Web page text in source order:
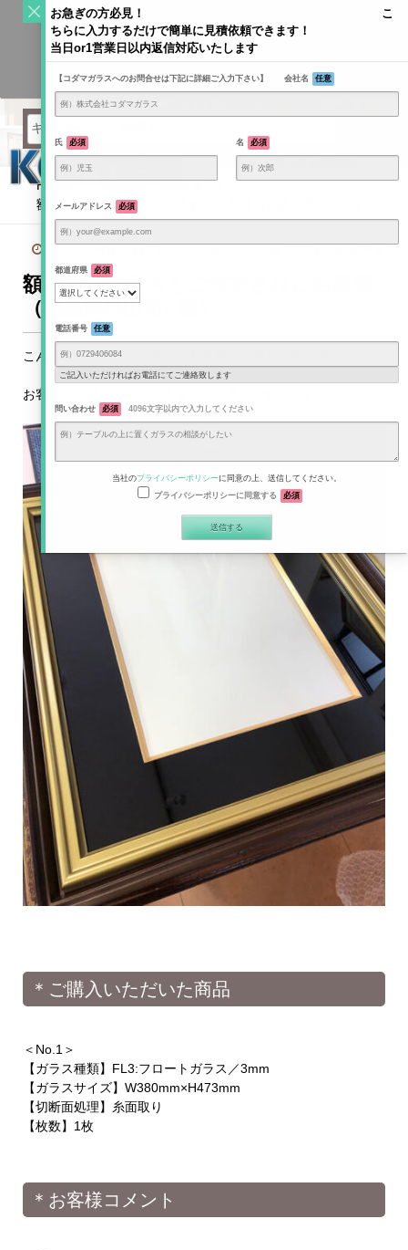
KODAMAGLASS公式ブログ | ガラス情報発信メディア
Home / お客様からの写真
額縁用のガラスをご注文されたお客様（福島県郡山市K様）
記事一覧
2024年4月17日 お客様からの写真
額縁用のガラスをご注文されたお客様
（福島県郡山市K様）
こんにちは！コダマガラスＷＥＢ担当のありかろです。
お客様から送っていただきました写真のご紹介です。
＊ご購入いただいた商品
＜No.1＞
【ガラス種類】FL3:フロートガラス／3mm
【ガラスサイズ】W380mm×H473mm
【切断面処理】糸面取り
【枚数】1枚
＊お客様コメント
お急ぎの方必見！ こ
ちらに入力するだけで簡単に見積依頼できます！
当日or1営業日以内返信対応いたします
【コダマガラスへのお問合せは下記に詳細ご入力下さい】 会社名 任意
氏 必須 名 必須
メールアドレス 必須
都道府県 必須
電話番号 任意
ご記入いただければお電話にてご連絡致します
問い合わせ 必須 4096文字以内で入力してください
当社のプライバシーポリシーに同意の上、送信してください。
プライバシーポリシーに同意する
必須